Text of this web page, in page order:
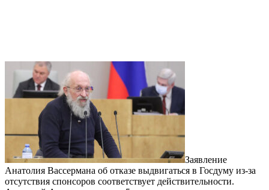
Заявление
Анатолия Вассермана об отказе выдвигаться в Госдуму из-за
отсутствия спонсоров соответствует действительности.